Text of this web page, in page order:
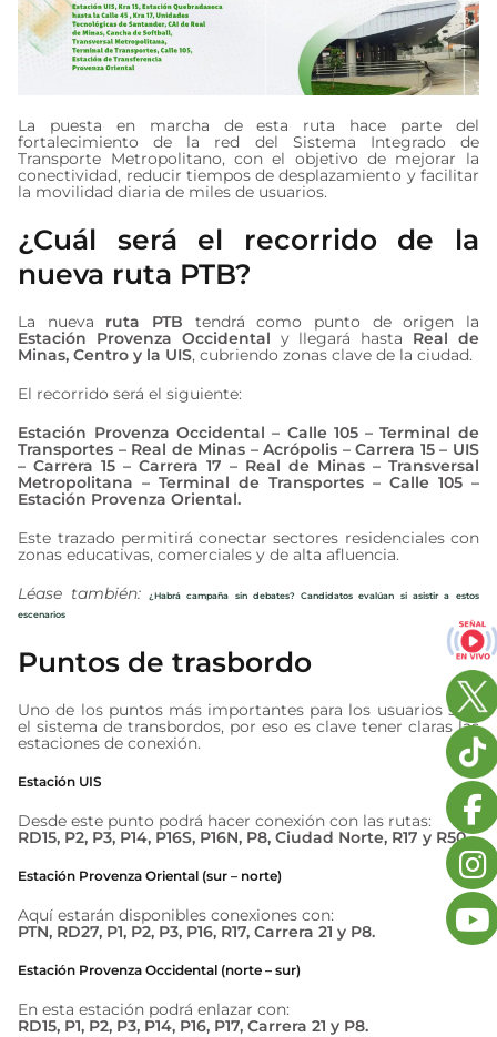
La puesta en marcha de esta ruta hace parte del
fortalecimiento de la red del Sistema Integrado de
Transporte Metropolitano, con el objetivo de mejorar la
conectividad, reducir tiempos de desplazamiento y facilitar
la movilidad diaria de miles de usuarios.
¿Cuál será el recorrido de la
nueva ruta PTB?
La nueva ruta PTB tendrá como punto de origen la
Estación Provenza Occidental y llegará hasta Real de
Minas, Centro y la UIS, cubriendo zonas clave de la ciudad.
El recorrido será el siguiente:
Estación Provenza Occidental – Calle 105 – Terminal de
Transportes – Real de Minas – Acrópolis – Carrera 15 – UIS
– Carrera 15 – Carrera 17 – Real de Minas – Transversal
Metropolitana – Terminal de Transportes – Calle 105 –
Estación Provenza Oriental.
Este trazado permitirá conectar sectores residenciales con
zonas educativas, comerciales y de alta afluencia.
Léase también:
¿Habrá campaña sin debates? Candidatos evalúan si asistir a estos
escenarios
Puntos de trasbordo
Uno de los puntos más importantes para los usuarios será
el sistema de transbordos, por eso es clave tener claras las
estaciones de conexión.
Estación UIS
Desde este punto podrá hacer conexión con las rutas:
RD15, P2, P3, P14, P16S, P16N, P8, Ciudad Norte, R17 y R50.
Estación Provenza Oriental (sur – norte)
Aquí estarán disponibles conexiones con:
PTN, RD27, P1, P2, P3, P16, R17, Carrera 21 y P8.
Estación Provenza Occidental (norte – sur)
En esta estación podrá enlazar con:
RD15, P1, P2, P3, P14, P16, P17, Carrera 21 y P8.